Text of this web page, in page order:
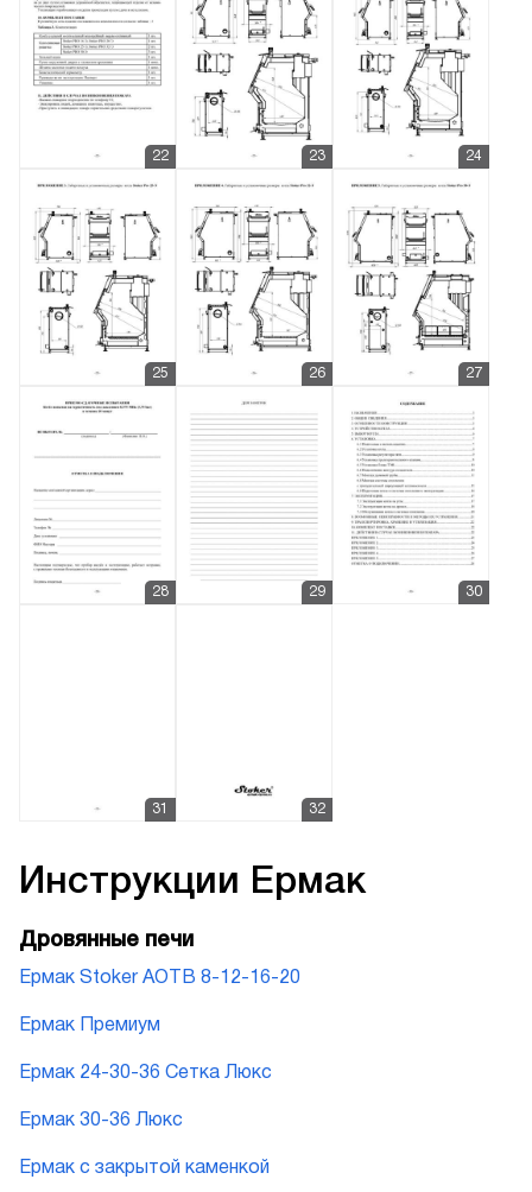
Инструкции Ермак
Дровянные печи
Ермак Stoker АОТВ 8-12-16-20
Ермак Премиум
Ермак 24-30-36 Сетка Люкс
Ермак 30-36 Люкс
Ермак с закрытой каменкой